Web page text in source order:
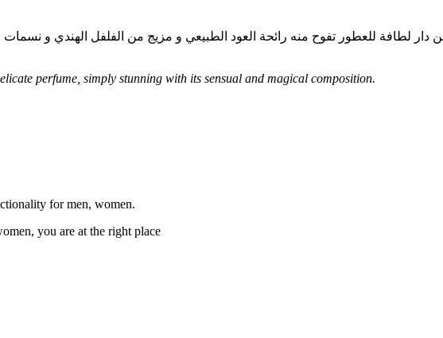
للعطور تفوح منه رائحة العود الطبيعي و مزيج من الفلفل الهندي و نسمات
perfume, simply stunning with its sensual and magical composition.
for men, women.
you are at the right place